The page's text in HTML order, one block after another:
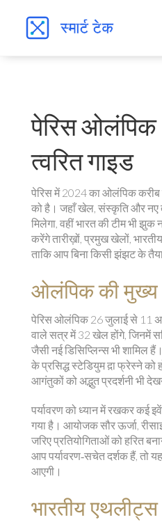
पेरिस
त्वरित गाइड
पेरिस में 2024 का ओलंपिक करीब
को है। जहाँ खेल, संस्कृति और नए
मिलेगा, वहीं भारत की टीम भी
करेंगे तारीख़ों, प्रमुख खेलों,
ताकि आप बिना किसी झंझट के
ओलंपिक की मुख्य
पेरिस ओलंपिक 26 जुलाई से 11
वाले सत्र में 32 खेल होंगे, जिनमें
जैसी नई डिसिप्लिन्स भी शामिल
के प्रसिद्ध स्टेडियुम द़ा फ्रेस्ने को
आगंतुकों को अद्भुत प्रदर्शनी भी
पर्यावरण को ध्यान में रखकर कई
गया है। आयोजक सौर ऊर्जा,
जरिए प्रतियोगिताओं को हरित
आप पर्यावरण‑सचेत दर्शक हैं, तो
आएगी।
भारतीय